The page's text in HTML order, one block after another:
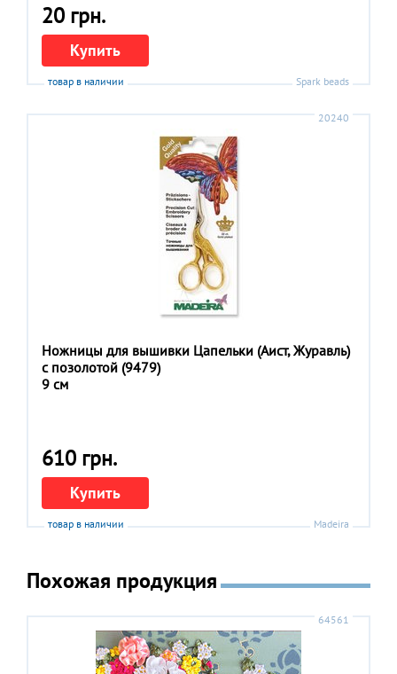
20 грн.
Купить
товар в наличии Spark beads
20240
Ножницы для вышивки Цапельки (Аист, Журавль)
с позолотой (9479)
9 см
610 грн.
Купить
товар в наличии Madeira
Похожая продукция
64561